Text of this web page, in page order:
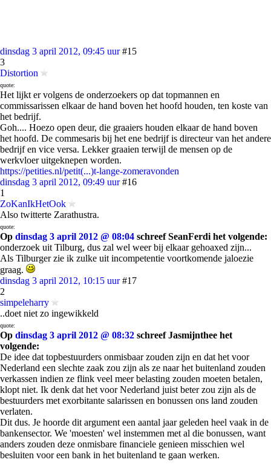
dinsdag 3 april 2012, 09:45 uur #15
3
Distortion
quote:
Het lijkt er volgens de onderzoekers op dat topmannen en
commissarissen elkaar de hand boven het hoofd houden, ten koste van
het bedrijf.
Goh.... Hoezo open deur, die graaiers houden elkaar de hand boven
het hoofd. De commesaris bij het ene bedrijf is directeur van het andere
bedrijf en vice versa. Lekker graaien terwijl de mensen op de
werkvloer uitgeknepen worden.
https://petities.nl/petit(...)t-lange-zomeravonden
dinsdag 3 april 2012, 09:49 uur #16
1
ZoKanIkHetOok
Also twitterte Zarathustra.
quote:
Op dinsdag 3 april 2012 @ 08:04 schreef SeanFerdi het volgende:
onderzoek uit Tilburg, dus zal wel weer bij elkaar gehoaxed zijn...
Als Tilburger zie ik zulke uit incompetentie voortkomende jaloezie
graag.
dinsdag 3 april 2012, 10:15 uur #17
2
simpeleharry
..doet niet zo ingewikkeld
quote:
Op dinsdag 3 april 2012 @ 08:32 schreef Jasmijnthee het
volgende:
De idee dat topbestuurders onmisbaar zouden zijn en dat het voor
Nederland een slechte zaak zou zijn als ze naar het buitenland zouden
verkassen indien ze flink veel meer belasting zouden moeten betalen,
klopt niet. Ik denk dat het voor Nederland juist beter zou zijn als de
bestuurders met exorbitante salarissen en bonussen ons land zouden
verlaten.
Dit dus. Je hoorde dit argument een aantal jaar geleden heel vaak in de
bankensector. We 'moesten' wel instemmen met al die bonussen, want
anders zouden deze onmisbare financiele genieen misschien wel
besluiten voor een bank in het buitenland te gaan werken.